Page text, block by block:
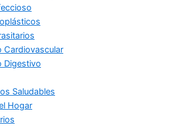
Cardiovascular
Digestivo
Saludables
Hogar